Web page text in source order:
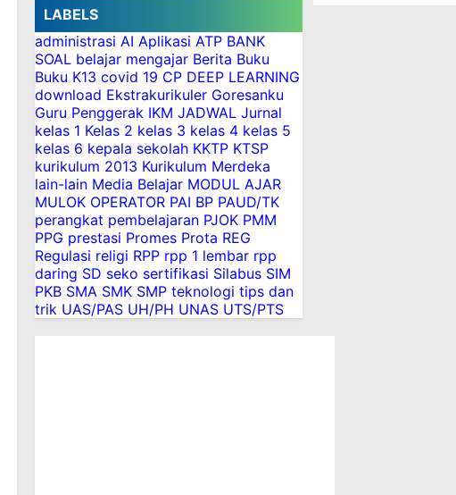
LABELS
administrasi AI Aplikasi ATP BANK
SOAL belajar mengajar Berita Buku
Buku K13 covid 19 CP DEEP LEARNING
download Ekstrakurikuler Goresanku
Guru Penggerak IKM JADWAL Jurnal
kelas 1 Kelas 2 kelas 3 kelas 4 kelas 5
kelas 6 kepala sekolah KKTP KTSP
kurikulum 2013 Kurikulum Merdeka
lain-lain Media Belajar MODUL AJAR
MULOK OPERATOR PAI BP PAUD/TK
perangkat pembelajaran PJOK PMM
PPG prestasi Promes Prota REG
Regulasi religi RPP rpp 1 lembar rpp
daring SD seko sertifikasi Silabus SIM
PKB SMA SMK SMP teknologi tips dan
trik UAS/PAS UH/PH UNAS UTS/PTS